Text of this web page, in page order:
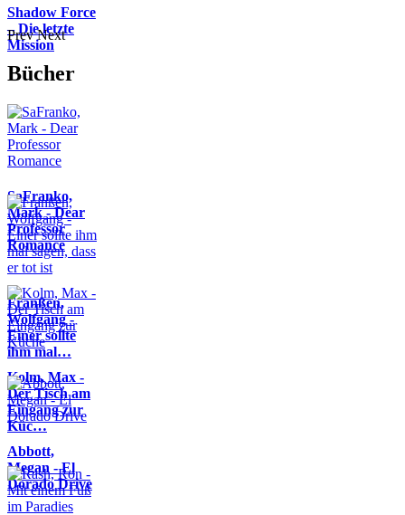
Shadow Force
– Die letzte
Mission
Prev Next
Bücher
SaFranko,
Mark - Dear
Professor
Romance
Franßen,
Wolfgang -
Einer sollte
ihm mal…
Kolm, Max -
Der Tisch am
Eingang zur
Küc…
Abbott,
Megan - El
Dorado Drive